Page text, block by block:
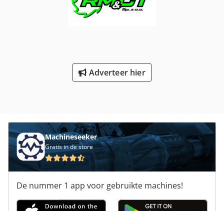
Adverteer hier
Machineseeker
Gratis in de store
De nummer 1 app voor gebruikte machines!